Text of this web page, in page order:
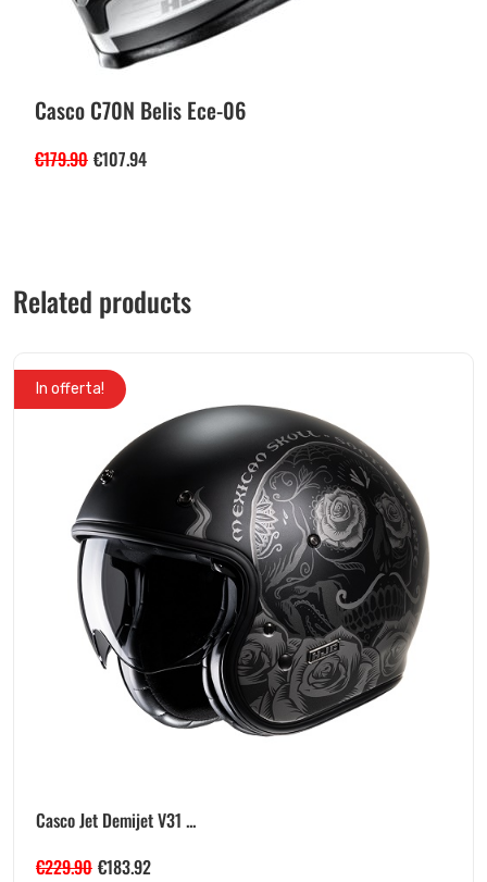
Casco C70N Belis Ece-06
€179.90 €107.94
Related products
In offerta!
Casco Jet Demijet V31 ...
€229.90 €183.92